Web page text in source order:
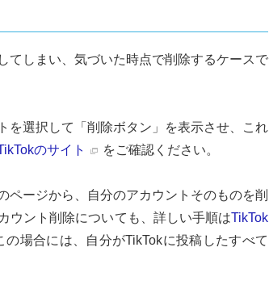
てしまい、気づいた時点で削除するケースで
を選択して「削除ボタン」を表示させ、これ
のサイト をご確認ください。
ページから、自分のアカウントそのものを削
ウント削除についても、詳しい手順はTikTok
場合には、自分がTikTokに投稿したすべて